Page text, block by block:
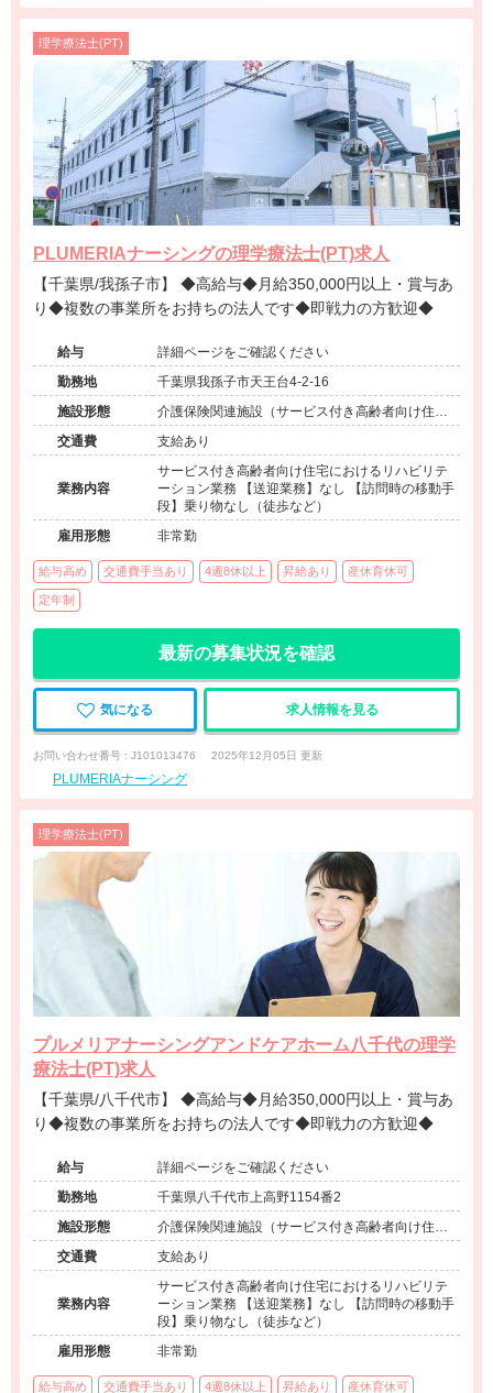
理学療法士(PT)
PLUMERIAナーシングの理学療法士(PT)求人
【千葉県/我孫子市】 ◆高給与◆月給350,000円以上・賞与あ
り◆複数の事業所をお持ちの法人です◆即戦力の方歓迎◆
給与
詳細ページをご確認ください
勤務地
千葉県我孫子市天王台4-2-16
施設形態
介護保険関連施設（サービス付き高齢者向け住宅/
訪問看護・リハ）
交通費 支給あり
業務内容
サービス付き高齢者向け住宅におけるリハビリテ
ーション業務 【送迎業務】なし 【訪問時の移動手
段】乗り物なし（徒歩など）
雇用形態
非常勤
給与高め 交通費手当あり 4週8休以上 昇給あり 産休育休可
定年制
最新の募集状況を確認
気になる 求人情報を見る
お問い合わせ番号 : J101013476 2025年12月05日 更新
PLUMERIAナーシング
理学療法士(PT)
プルメリアナーシングアンドケアホーム八千代の理学
療法士(PT)求人
【千葉県/八千代市】 ◆高給与◆月給350,000円以上・賞与あ
り◆複数の事業所をお持ちの法人です◆即戦力の方歓迎◆
給与
詳細ページをご確認ください
勤務地
千葉県八千代市上高野1154番2
施設形態
介護保険関連施設（サービス付き高齢者向け住宅/
訪問看護・リハ）
交通費 支給あり
業務内容
サービス付き高齢者向け住宅におけるリハビリテ
ーション業務 【送迎業務】なし 【訪問時の移動手
段】乗り物なし（徒歩など）
雇用形態
非常勤
給与高め 交通費手当あり 4週8休以上 昇給あり 産休育休可